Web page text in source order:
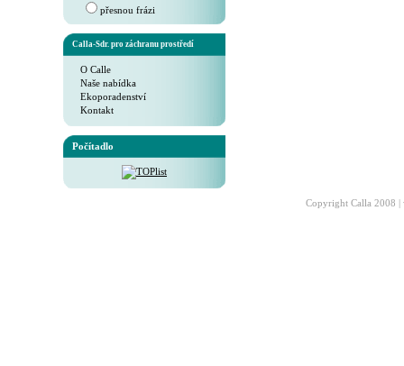
přesnou frázi
Calla-Sdr. pro záchranu prostředí
O Calle
Naše nabídka
Ekoporadenství
Kontakt
Počítadlo
Copyright Calla 2008 |